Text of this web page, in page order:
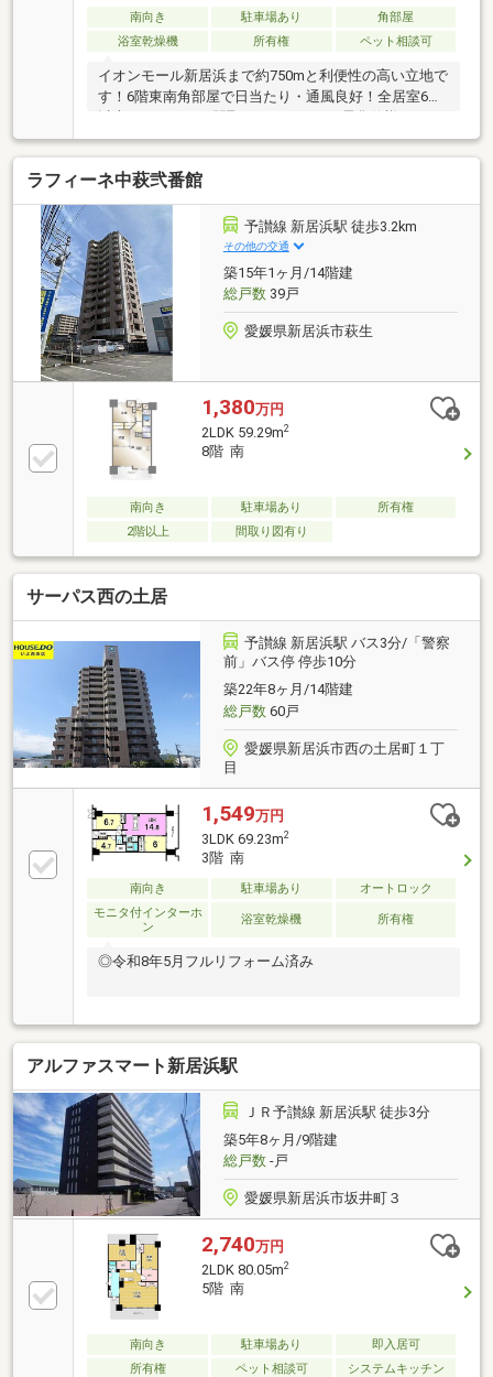
南向き 駐車場あり
角部屋
浴室乾燥機
所有権 ペット相談可
イオンモール新居浜まで約750mと利便性の高い立地で
す！6階東南角部屋で日当たり・通風良好！全居室6帖
以上のゆとりある間取りです。オール電化仕様、イン
ターネット無料（管理費込）。駐車場2台分（縦列）
引き継ぎ可能！ペット飼育可（規約あり）
ラフィーネ中萩弐番館
予讃線 新居浜駅 徒歩3.2km
その他の交通
築15年1ヶ月/14階建
総戸数39戸
愛媛県新居浜市萩生
1,380万円
2LDK 59.29m2
8階 南
南向き 駐車場あり
所有権
2階以上
間取り図有り
サーパス西の土居
予讃線 新居浜駅 バス3分/「警察
前」バス停 停歩10分
築22年8ヶ月/14階建
総戸数60戸
愛媛県新居浜市西の土居町１丁
目
1,549万円
3LDK 69.23m2
3階 南
南向き 駐車場あり
オートロック
モニタ付インターホ
ン
浴室乾燥機 所有権
◎令和8年5月フルリフォーム済み
アルファスマート新居浜駅
ＪＲ予讃線 新居浜駅 徒歩3分
築5年8ヶ月/9階建
総戸数-戸
愛媛県新居浜市坂井町３
2,740万円
2LDK 80.05m2
5階 南
南向き 駐車場あり
即入居可
所有権
ペット相談可 システムキッチン